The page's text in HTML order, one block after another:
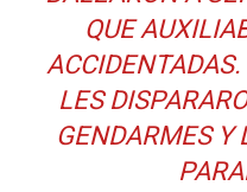
QUE
LES
GENDARMES Y